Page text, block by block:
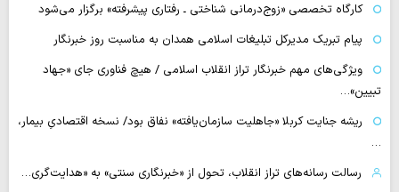
کارگاه تخصصی «زوج‌درمانی شناختی ـ رفتاری پیشرفته» برگزار می‌شود
پیام تبریک مدیرکل تبلیغات اسلامی همدان به مناسبت روز خبرنگار
ویژگی‌های مهم خبرنگار تراز انقلاب اسلامی / هیچ فناوری‌ جای «جهاد
تبیین»…
ریشه جنایت کربلا «جاهلیت سازمان‌یافته» نفاق بود/ نسخه اقتصادیِ بیمار،
…
رسالت رسانه‌های تراز انقلاب، تحول از «خبرنگاری سنتی» به «هدایت‌گری…